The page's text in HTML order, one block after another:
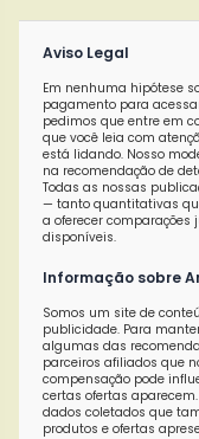
Aviso Legal
Em nenhuma hipótese
pagamento para
pedimos que entre em
que você leia com
está lidando. Nosso
na recomendação de
Todas as nossas
— tanto quantitativas
a oferecer
disponíveis.
Informação sobre
Somos um site de
publicidade. Para
algumas das
parceiros afiliados que
compensação pode
certas ofertas
dados coletados que
produtos e ofertas